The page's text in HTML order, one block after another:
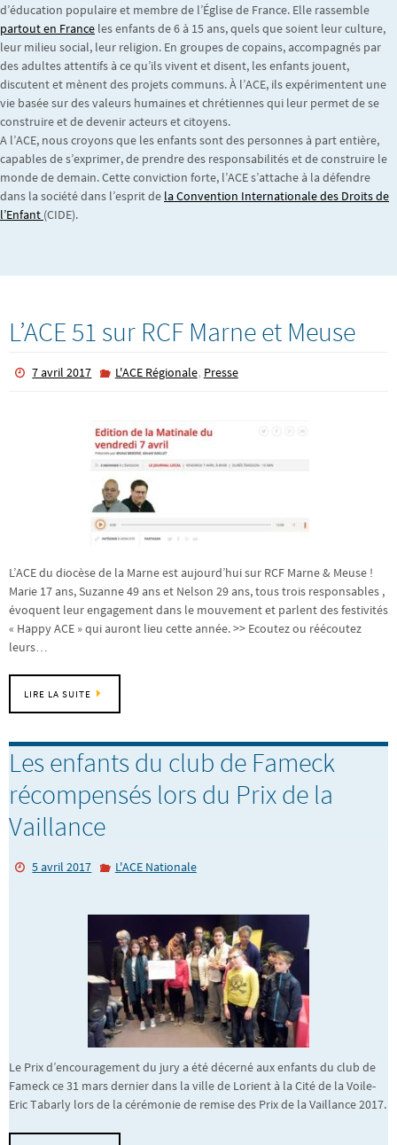
d’éducation populaire et membre de l’Église de France. Elle rassemble
partout en France les enfants de 6 à 15 ans, quels que soient leur culture,
leur milieu social, leur religion. En groupes de copains, accompagnés par
des adultes attentifs à ce qu’ils vivent et disent, les enfants jouent,
discutent et mènent des projets communs. À l’ACE, ils expérimentent une
vie basée sur des valeurs humaines et chrétiennes qui leur permet de se
construire et de devenir acteurs et citoyens.
A l’ACE, nous croyons que les enfants sont des personnes à part entière,
capables de s’exprimer, de prendre des responsabilités et de construire le
monde de demain. Cette conviction forte, l’ACE s’attache à la défendre
dans la société dans l’esprit de la Convention Internationale des Droits de
l’Enfant (CIDE).
L’ACE 51 sur RCF Marne et Meuse
7 avril 2017 L'ACE Régionale, Presse
L’ACE du diocèse de la Marne est aujourd’hui sur RCF Marne & Meuse !
Marie 17 ans, Suzanne 49 ans et Nelson 29 ans, tous trois responsables ,
évoquent leur engagement dans le mouvement et parlent des festivités
« Happy ACE » qui auront lieu cette année. >> Ecoutez ou réécoutez
leurs…
LIRE LA SUITE
Les enfants du club de Fameck
récompensés lors du Prix de la
Vaillance
5 avril 2017 L'ACE Nationale
Le Prix d’encouragement du jury a été décerné aux enfants du club de
Fameck ce 31 mars dernier dans la ville de Lorient à la Cité de la Voile-
Eric Tabarly lors de la cérémonie de remise des Prix de la Vaillance 2017.